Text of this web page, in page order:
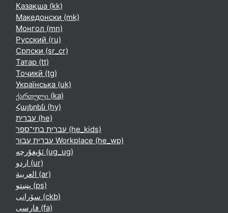
Қазақша ‎(kk)‎
Македонски ‎(mk)‎
Монгол ‎(mn)‎
Русский ‎(ru)‎
Српски ‎(sr_cr)‎
Татар ‎(tt)‎
Тоҷикӣ ‎(tg)‎
Українська ‎(uk)‎
ქართული ‎(ka)‎
Հայերեն ‎(hy)‎
עברית ‎(he)‎
עברית בתי־ספר ‎(he_kids)‎
עברית עבור Workplace ‎(he_wp)‎
ئۇيغۇرچە ‎(ug_ug)‎
اردو ‎(ur)‎
العربية ‎(ar)‎
پښتو ‎(ps)‎
سۆرانی ‎(ckb)‎
فارسی ‎(fa)‎